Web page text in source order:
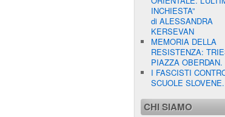
INCHIESTA”
di ALESSANDRA
KERSEVAN
MEMORIA DELLA
RESISTENZA:
PIAZZA OBERDAN.
I FASCISTI
SCUOLE SLOVENE.
CHI SIAMO